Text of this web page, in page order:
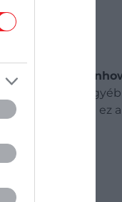
Mamie
színe
felüdülés volt ez